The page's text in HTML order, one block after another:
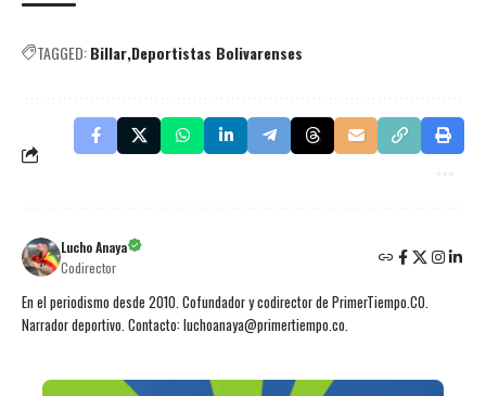
TAGGED:Billar Deportistas Bolivarenses
Lucho Anaya
Codirector
En el periodismo desde 2010. Cofundador y codirector de PrimerTiempo.CO.
Narrador deportivo. Contacto: luchoanaya@primertiempo.co.